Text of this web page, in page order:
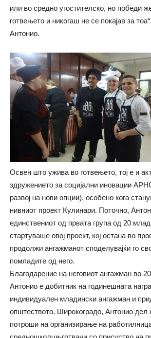
или во средно угостителско, но победи
готвењето и никогаш не се покајав за
Антонио.
Освен што ужива во готвењето, тој е и
здружението за социјални иновации
развој на нови опции), особено кога
нивниот проект Кулинари. Поточно,
единствениот од првата група од 20
стартуваше овој проект, кој остана во
продолжи ангажманот споделувајќи го
помладите од него.
Благодарение на неговиот ангажман во
Антонио е добитник на годинешната
индивидуален младински ангажман и
општеството. Широкоградо, Антонио дел
потроши на организирање на